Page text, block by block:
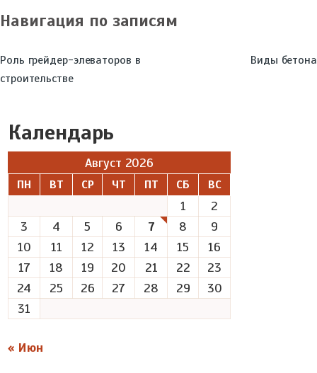
Навигация по записям
Роль грейдер-элеваторов в
строительстве
Виды бетона
Календарь
Август 2026
ПН ВТ СР ЧТ ПТ СБ ВС
1
2
3
4 5 6 7 8
9
10
11 12 13 14 15
16
17
18 19 20 21 22
23
24
25 26 27 28 29
30
31
« Июн